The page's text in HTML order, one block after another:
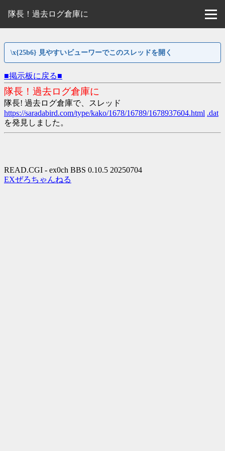
隊長！過去ログ倉庫に
\x{25b6} 見やすいビューワーでこのスレッドを開く
■掲示板に戻る■
隊長！過去ログ倉庫に
隊長! 過去ログ倉庫で、スレッド
https://saradabird.com/type/kako/1678/16789/1678937604.html .dat
を発見しました。
READ.CGI - ex0ch BBS 0.10.5 20250704
EXぜろちゃんねる